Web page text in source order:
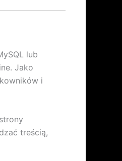
lub
Jako
i
treścią,